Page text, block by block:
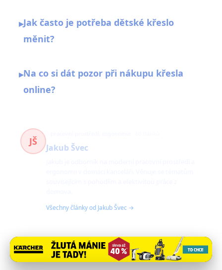
▸Jak často je potřeba dětské křeslo
měnit?
▸Na co si dát pozor při nákupu křesla
online?
JŠ
Jakub Švec
Všechny články od Jakub Švec →